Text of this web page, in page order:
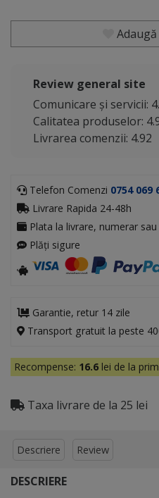
Review general site
Comunicare și servicii:
Calitatea produselor:
Livrarea comenzii: 4.92
Telefon Comenzi 0754 069
Livrare Rapida 24-48h
Plata la livrare, numerar
Plăți sigure
Garantie, retur 14 zile
Transport gratuit la peste
Recompense: 16.6 lei de la
Taxa livrare de la 25 lei
Descriere Review
DESCRIERE